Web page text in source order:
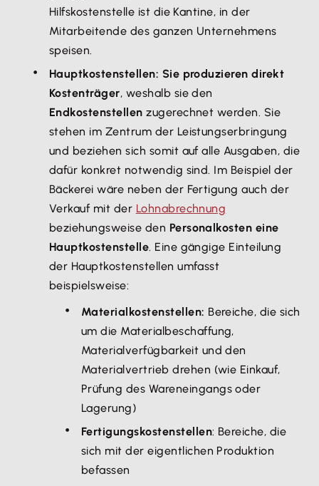
Hilfskostenstelle ist die Kantine, in der
Mitarbeitende des ganzen Unternehmens
speisen.
Hauptkostenstellen: Sie produzieren direkt
Kostenträger, weshalb sie den
Endkostenstellen zugerechnet werden. Sie
stehen im Zentrum der Leistungserbringung
und beziehen sich somit auf alle Ausgaben, die
dafür konkret notwendig sind. Im Beispiel der
Bäckerei wäre neben der Fertigung auch der
Verkauf mit der Lohnabrechnung
beziehungsweise den Personalkosten eine
Hauptkostenstelle. Eine gängige Einteilung
der Hauptkostenstellen umfasst
beispielsweise:
Materialkostenstellen: Bereiche, die sich
um die Materialbeschaffung,
Materialverfügbarkeit und den
Materialvertrieb drehen (wie Einkauf,
Prüfung des Wareneingangs oder
Lagerung)
Fertigungskostenstellen: Bereiche, die
sich mit der eigentlichen Produktion
befassen